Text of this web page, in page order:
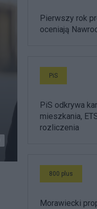
Pierwszy rok
oceniają
PiS
PiS odkrywa
mieszkania,
rozliczenia
800 plus
Morawiecki